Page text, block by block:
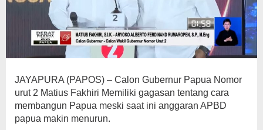
JAYAPURA (PAPOS) – Calon Gubernur Papua Nomor
urut 2 Matius Fakhiri Memiliki gagasan tentang cara
membangun Papua meski saat ini anggaran APBD
papua makin menurun.